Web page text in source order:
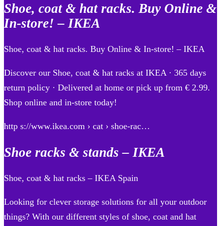
Shoe, coat & hat racks. Buy Online &
In-store! – IKEA
Shoe, coat & hat racks. Buy Online & In-store! – IKEA
Discover our Shoe, coat & hat racks at IKEA · 365 days
return policy · Delivered at home or pick up from € 2.99.
Shop online and in-store today!
http s://www.ikea.com › cat › shoe-rac…
Shoe racks & stands – IKEA
Shoe, coat & hat racks – IKEA Spain
Looking for clever storage solutions for all your outdoor
things? With our different styles of shoe, coat and hat